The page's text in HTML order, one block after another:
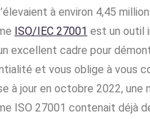
à environ 4,45
ISO/IEC 27001 est un outil
excellent cadre pour
et vous oblige à vous
à jour en octobre 2022,
ISO 27001 contenait déjà